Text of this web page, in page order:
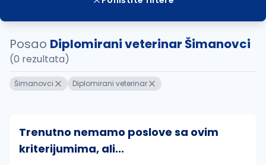
Posao Diplomirani veterinar Šimanovci
(0 rezultata)
Šimanovci Diplomirani veterinar
Trenutno nemamo poslove sa ovim
kriterijumima, ali...